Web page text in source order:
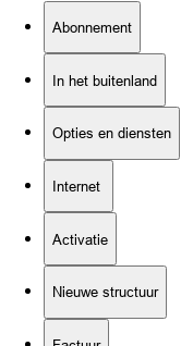
Abonnement
In het buitenland
Opties en diensten
Internet
Activatie
Nieuwe structuur